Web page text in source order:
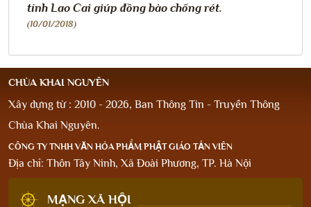
tỉnh Lao Cai giúp đồng bào chống rét.
(10/01/2018)
CHÙA KHAI NGUYÊN
Xây dựng từ : 2010 - 2026, Ban Thông Tin - Truyền Thông
Chùa Khai Nguyên.
CÔNG TY TNHH VĂN HÓA PHẨM PHẬT GIÁO TẢN VIÊN
Địa chỉ: Thôn Tây Ninh, Xã Đoài Phương, TP. Hà Nội
MẠNG XÃ HỘI